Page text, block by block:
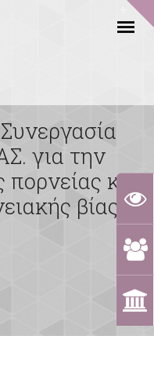
για την
και
βίας